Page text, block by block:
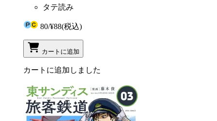
タテ読み
80/¥88(税込)
カートに追加
カートに追加しました